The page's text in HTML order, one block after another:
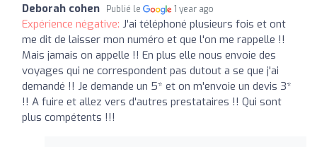
Deborah cohen Publié le 1 year ago
Expérience négative: J'ai téléphoné plusieurs fois et ont
me dit de laisser mon numéro et que l'on me rappelle !!
Mais jamais on appelle !! En plus elle nous envoie des
voyages qui ne correspondent pas dutout a se que j'ai
demandé !! Je demande un 5* et on m'envoie un devis 3*
!! A fuire et allez vers d'autres prestataires !! Qui sont
plus compétents !!!